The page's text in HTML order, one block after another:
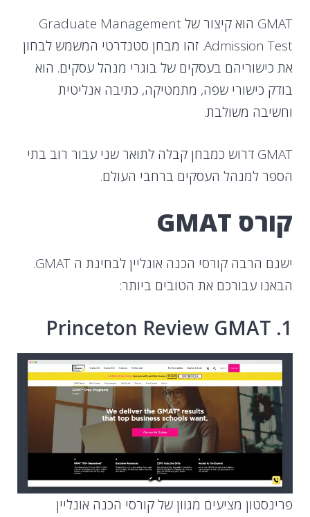
GMAT הוא קיצור של Graduate Management
Admission Test. זהו מבחן סטנדרטי המשמש לבחון
את כישוריהם בעסקים של בוגרי מנהל עסקים. הוא
בודק כישורי שפה, מתמטיקה, כתיבה אנליטית
וחשיבה משולבת.
GMAT דרוש כמבחן קבלה לתואר שני עבור רוב בתי
הספר למנהל העסקים ברחבי העולם.
קורס GMAT
ישנם הרבה קורסי הכנה אונליין לבחינת ה GMAT.
הבאנו עבורכם את הטובים ביותר:
1. Princeton Review GMAT
פרינסטון מציעים מגוון של קורסי הכנה אונליין